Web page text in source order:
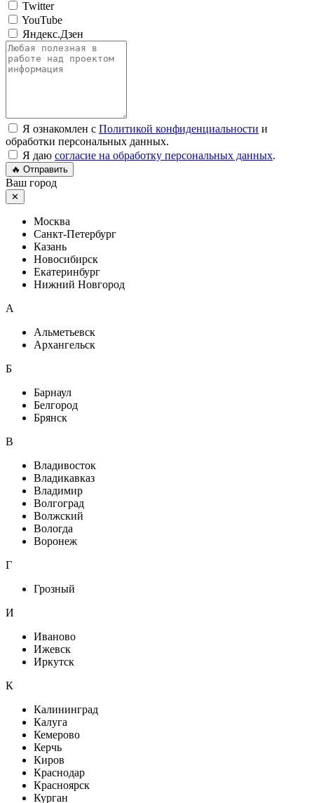
Twitter
YouTube
Яндекс.Дзен
Я ознакомлен с Политикой конфиденциальности и
обработки персональных данных.
Я даю согласие на обработку персональных данных.
🔥 Отправить
Ваш город
✕
Москва
Санкт-Петербург
Казань
Новосибирск
Екатеринбург
Нижний Новгород
A
Альметьевск
Архангельск
Б
Барнаул
Белгород
Брянск
В
Владивосток
Владикавказ
Владимир
Волгоград
Волжский
Вологда
Воронеж
Г
Грозный
И
Иваново
Ижевск
Иркутск
К
Калининград
Калуга
Кемерово
Керчь
Киров
Краснодар
Красноярск
Курган